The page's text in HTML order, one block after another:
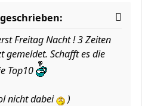
Freitag Nacht ! 3 Zeiten
gemeldet. Schafft es die
Top10
nicht dabei )